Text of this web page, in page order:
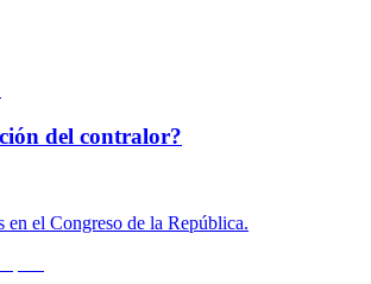
del contralor?
en el Congreso de la República.